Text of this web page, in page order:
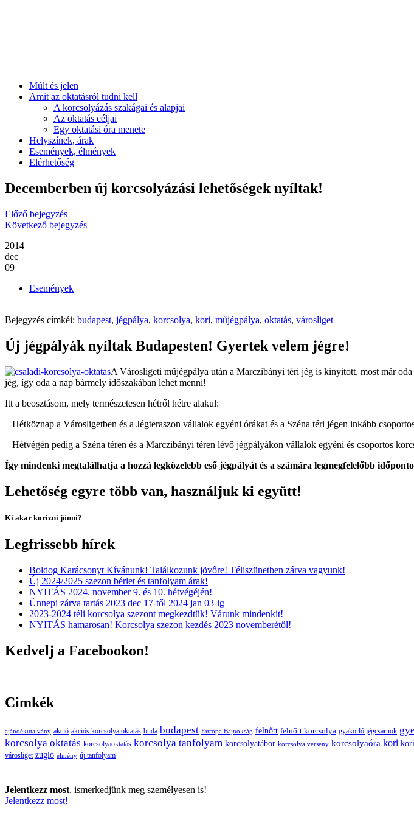
Múlt és jelen
Amit az oktatásról tudni kell
A korcsolyázás szakágai és alapjai
Az oktatás céljai
Egy oktatási óra menete
Helyszínek, árak
Események, élmények
Elérhetőség
Decemberben új korcsolyázási lehetőségek nyíltak!
Előző bejegyzés
Következő bejegyzés
2014
dec
09
Események
Bejegyzés címkéi: budapest, jégpálya, korcsolya, kori, műjégpálya, oktatás, városliget
Új jégpályák nyíltak Budapesten! Gyertek velem jégre!
A Városligeti műjégpálya után a Marczibányi téri jég is kinyitott, most már
jég, így oda a nap bármely időszakában lehet menni!
Itt a beosztásom, mely természetesen hétről hétre alakul:
– Hétköznap a Városligetben és a Jégteraszon vállalok egyéni órákat és a Széna téri jégen inkább
– Hétvégén pedig a Széna téren és a Marczibányi téren lévő jégpályákon vállalok egyéni és csoportos
Így mindenki megtalálhatja a hozzá legközelebb eső jégpályát és a számára legmegfelelőbb
Lehetőség egyre több van, használjuk ki együtt!
Ki akar korizni jönni?
Legfrissebb hírek
Boldog Karácsonyt Kívánunk! Találkozunk jövőre! Téliszünetben zárva vagyunk!
Új 2024/2025 szezon bérlet és tanfolyam árak!
NYITÁS 2024. november 9. és 10. hétvégéjén!
Ünnepi zárva tartás 2023 dec 17-től 2024 jan 03-ig
2023-2024 téli korcsolya szezont megkezdtük! Várunk mindenkit!
NYITÁS hamarosan! Korcsolya szezon kezdés 2023 novemberétől!
Kedvelj a Facebookon!
Cimkék
ajándékutalvány akció akciós korcsolya oktatás buda budapest Európa Bajnokság felnőtt felnőtt korcsolya gyakorló jégcsarnok
korcsolya oktatás korcsolyaoktatás korcsolya tanfolyam korcsolyatábor korcsolya verseny korcsolyaóra kori
városliget zugló élmény új tanfolyam
Jelentkezz most, ismerkedjünk meg személyesen is!
Jelentkezz most!